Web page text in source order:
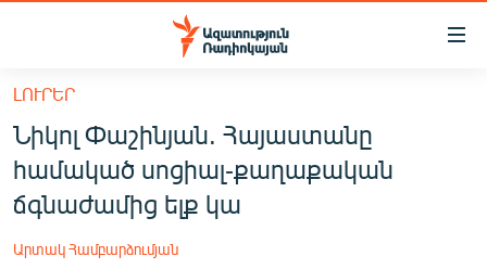
Մատչելիության
հիմնական
բովանդակությանը
Անցնել
հիմնական
մենյուին
ՀԱՅԱՍՏԱՆ
ՔԱՂԱՔԱԿԱՆ
ԼՈՒՐԵՐ
Նիկոլ Փաշինյան. Հայաստանը
համակած սոցիալ-քաղաքական
ճգնաժամից ելք կա
Արտակ Համբարձումյան